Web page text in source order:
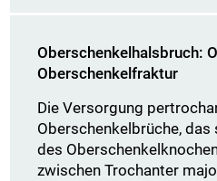
Oberschenkelhalsbruch:
Oberschenkelfraktur
Die Versorgung
Oberschenkelbrüche,
des
zwischen Trochanter